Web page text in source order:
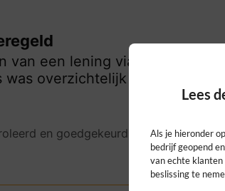
van een lening via Leningen.nl
was overzichtelijk en
en goedgekeurd. Bekijk ons beleid
Lees
Als je hieronder
bedrijf geopend
van echte
beslissing te